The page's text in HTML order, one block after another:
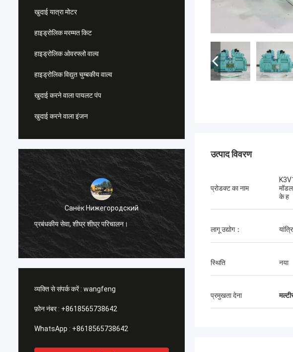
खुदाई यात्रा मोटर
हाइड्रोलिक मरम्मत किट
हाइड्रोलिक ओवरफ्लो वाल्व
हाइड्रोलिक विद्युत चुम्बकीय वाल्व
खुदाई करने वाला पायलट पंप
खुदाई करने वाला इंजन
Санёк Нижегородский
प्रबंधकीय सेवा, शीघ्र शीघ्र परिचालन।
एर्डेनेटुमुर कम्पाणा
सुखद खरीदारी
व्यक्ति से संपर्क करें : wangfeng
फ़ोन नंबर : +8618565738642
WhatsApp : +8618565738642
उत्पाद विवरण
प्रोडक्ट का नाम
के ह
लागू उद्योग：
स्थिति नया
प्रमुखता देना